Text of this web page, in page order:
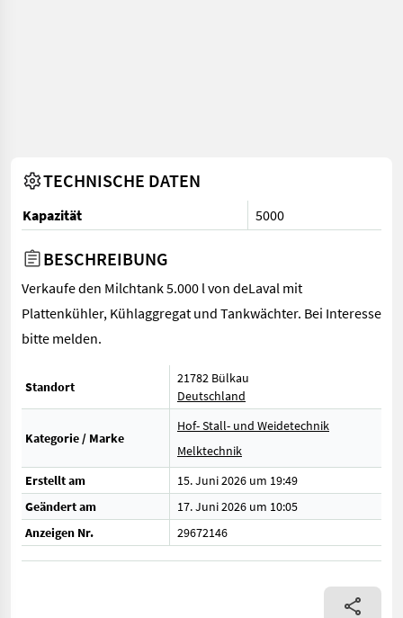
TECHNISCHE DATEN
Kapazität 5000
BESCHREIBUNG
Verkaufe den Milchtank 5.000 l von deLaval mit
Plattenkühler, Kühlaggregat und Tankwächter. Bei Interesse
bitte melden.
Standort
21782 Bülkau
Deutschland
Kategorie / Marke
Hof- Stall- und Weidetechnik
Melktechnik
Erstellt am
15. Juni 2026 um 19:49
Geändert am
17. Juni 2026 um 10:05
Anzeigen Nr.
29672146